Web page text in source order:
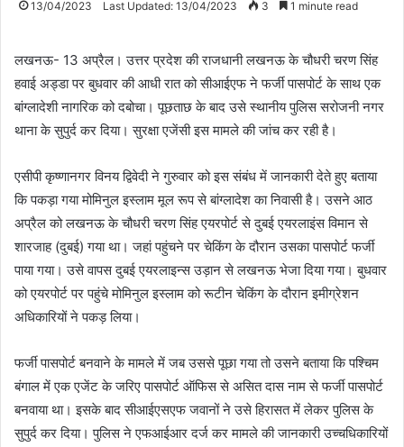
13/04/2023 Last Updated: 13/04/2023 3 1 minute read
लखनऊ- 13 अप्रैल। उत्तर प्रदेश की राजधानी लखनऊ के चौधरी चरण सिंह
हवाई अड्डा पर बुधवार की आधी रात को सीआईएफ ने फर्जी पासपोर्ट के साथ एक
बांग्लादेशी नागरिक को दबोचा। पूछताछ के बाद उसे स्थानीय पुलिस सरोजनी नगर
थाना के सुपुर्द कर दिया। सुरक्षा एजेंसी इस मामले की जांच कर रही है।
एसीपी कृष्णानगर विनय द्विवेदी ने गुरुवार को इस संबंध में जानकारी देते हुए बताया
कि पकड़ा गया मोमिनुल इस्लाम मूल रूप से बांग्लादेश का निवासी है। उसने आठ
अप्रैल को लखनऊ के चौधरी चरण सिंह एयरपोर्ट से दुबई एयरलाइंस विमान से
शारजाह (दुबई) गया था। जहां पहुंचने पर चेकिंग के दौरान उसका पासपोर्ट फर्जी
पाया गया। उसे वापस दुबई एयरलाइन्स उड़ान से लखनऊ भेजा दिया गया। बुधवार
को एयरपोर्ट पर पहुंचे मोमिनुल इस्लाम को रूटीन चेकिंग के दौरान इमीग्रेशन
अधिकारियों ने पकड़ लिया।
फर्जी पासपोर्ट बनवाने के मामले में जब उससे पूछा गया तो उसने बताया कि पश्चिम
बंगाल में एक एजेंट के जरिए पासपोर्ट ऑफिस से असित दास नाम से फर्जी पासपोर्ट
बनवाया था। इसके बाद सीआईएसएफ जवानों ने उसे हिरासत में लेकर पुलिस के
सुपुर्द कर दिया। पुलिस ने एफआईआर दर्ज कर मामले की जानकारी उच्चधिकारियों